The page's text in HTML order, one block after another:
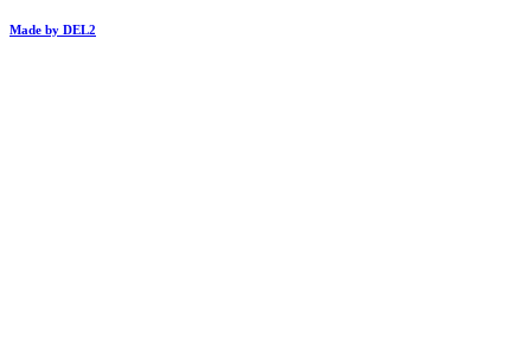
Made by DEL2